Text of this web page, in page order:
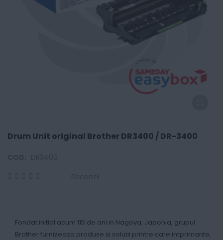
Drum Unit original Brother DR3400 / DR-3400
Fondat initial acum 115 de ani in Nagoya, Japonia, grupul
Brother furnizeaza produse si solutii printre care imprimante,